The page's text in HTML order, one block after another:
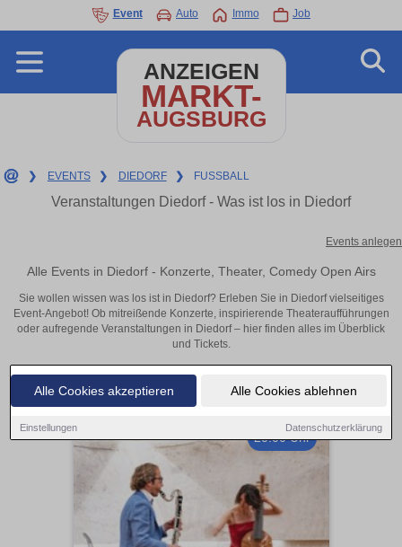
Alle Cookies akzeptieren Alle Cookies ablehnen
Einstellungen Datenschutzerklärung
Event Auto Immo Job
ANZEIGEN
MARKT-
AUGSBURG
❯ EVENTS ❯ DIEDORF ❯ FUSSBALL
Veranstaltungen Diedorf - Was ist los in Diedorf
Events anlegen
Alle Events in Diedorf - Konzerte, Theater, Comedy Open Airs
Sie wollen wissen was los ist in Diedorf? Erleben Sie in Diedorf vielseitiges
Event-Angebot! Ob mitreißende Konzerte, inspirierende Theateraufführungen
oder aufregende Veranstaltungen in Diedorf – hier finden alles im Überblick
und Tickets.
20:00 Uhr